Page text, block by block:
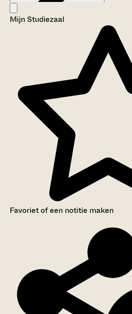
Aanwijzingen voor de gebruiker
Inventaris
Mijn Studiezaal
Favoriet of een notitie maken